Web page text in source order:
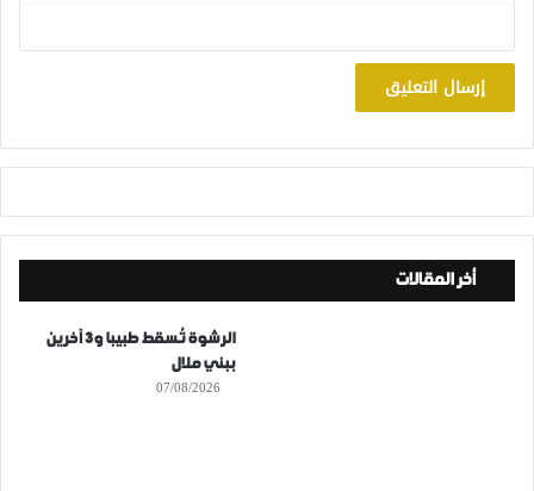
أخر المقالات
الرشوة تُسقط طبيبا و3 آخرين
ببني ملال
07/08/2026